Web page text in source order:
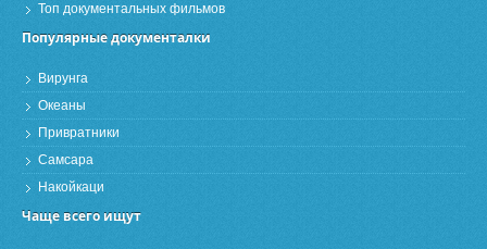
Топ документальных фильмов
Популярные документалки
Вирунга
Океаны
Привратники
Самсара
Накойкаци
Чаще всего ищут